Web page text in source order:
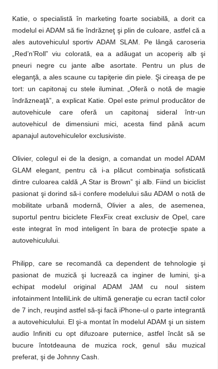
Katie, o specialistă în marketing foarte sociabilă, a dorit ca
modelul ei ADAM să fie îndrăzneţ şi plin de culoare, astfel că a
ales autovehiculul sportiv ADAM SLAM. Pe lângă caroseria
„Red’n’Roll” viu colorată, ea a adăugat un acoperiş alb şi
pneuri negre cu jante albe asortate. Pentru un plus de
eleganţă, a ales scaune cu tapiţerie din piele. Şi cireaşa de pe
tort: un capitonaj cu stele iluminat. „Oferă o notă de magie
îndrăzneaţă”, a explicat Katie. Opel este primul producător de
autovehicule care oferă un capitonaj sideral într-un
autovehicul de dimensiuni mici, acesta fiind până acum
apanajul autovehiculelor exclusiviste.
Olivier, colegul ei de la design, a comandat un model ADAM
GLAM elegant, pentru că i-a plăcut combinaţia sofisticată
dintre culoarea caldă „A Star is Brown” şi alb. Fiind un biciclist
pasionat şi dorind să-i confere modelului său ADAM o notă de
mobilitate urbană modernă, Olivier a ales, de asemenea,
suportul pentru biciclete FlexFix creat exclusiv de Opel, care
este integrat în mod inteligent în bara de protecţie spate a
autovehiculului.
Philipp, care se recomandă ca dependent de tehnologie şi
pasionat de muzică şi lucrează ca inginer de lumini, şi-a
echipat modelul original ADAM JAM cu noul sistem
infotainment IntelliLink de ultimă generaţie cu ecran tactil color
de 7 inch, reuşind astfel să-şi facă iPhone-ul o parte integrantă
a autovehiculului. El şi-a montat în modelul ADAM şi un sistem
audio Infiniti cu opt difuzoare puternice, astfel încât să se
bucure întotdeauna de muzica rock, genul său muzical
preferat, şi de Johnny Cash.